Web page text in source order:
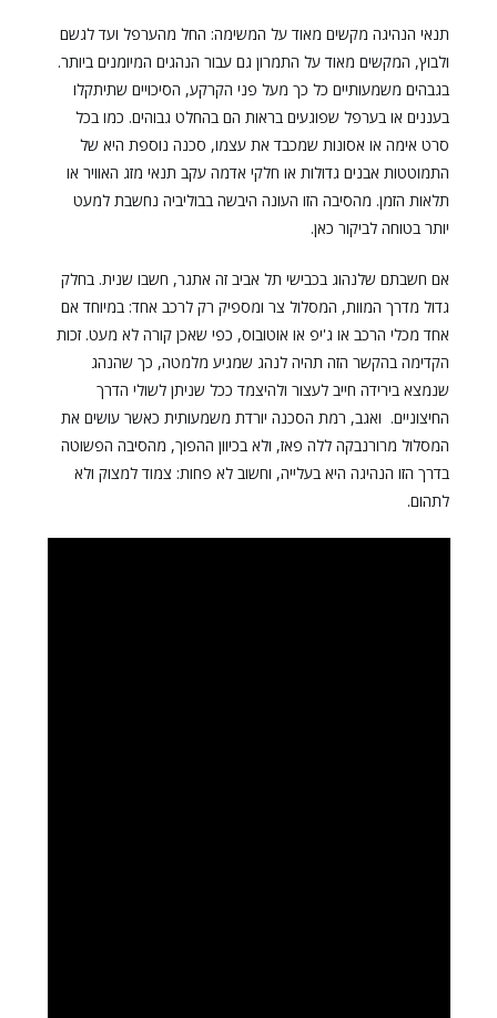
תנאי הנהיגה מקשים מאוד על המשימה: החל מהערפל ועד לגשם
ולבוץ, המקשים מאוד על התמרון גם עבור הנהגים המיומנים ביותר.
בגבהים משמעותיים כל כך מעל פני הקרקע, הסיכויים שתיתקלו
בעננים או בערפל שפוגעים בראות הם בהחלט גבוהים. כמו בכל
סרט אימה או אסונות שמכבד את עצמו, סכנה נוספת היא של
התמוטטות אבנים גדולות או חלקי אדמה עקב תנאי מזג האוויר או
תלאות הזמן. מהסיבה הזו העונה היבשה בבוליביה נחשבת למעט
יותר בטוחה לביקור כאן.
אם חשבתם שלנהוג בכבישי תל אביב זה אתגר, חשבו שנית. בחלק
גדול מדרך המוות, המסלול צר ומספיק רק לרכב אחד: במיוחד אם
אחד מכלי הרכב או ג'יפ או אוטובוס, כפי שאכן קורה לא מעט. זכות
הקדימה בהקשר הזה תהיה לנהג שמגיע מלמטה, כך שהנהג
שנמצא בירידה חייב לעצור ולהיצמד ככל שניתן לשולי הדרך
החיצוניים. ואגב, רמת הסכנה יורדת משמעותית כאשר עושים את
המסלול מרורנבקה ללה פאז, ולא בכיוון ההפוך, מהסיבה הפשוטה
בדרך הזו הנהיגה היא בעלייה, וחשוב לא פחות: צמוד למצוק ולא
לתהום.